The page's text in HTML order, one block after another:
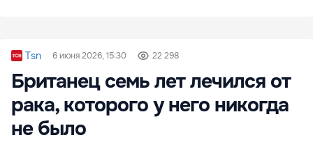
Tsn 6 июня 2026, 15:30 22 298
Британец семь лет лечился от
рака, которого у него никогда
не было